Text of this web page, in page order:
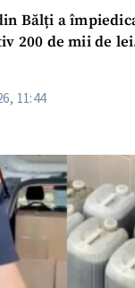
Bălți a
200 de mii de
11:44